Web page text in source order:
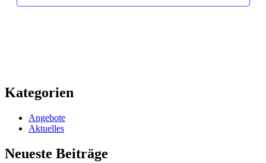
Kategorien
Angebote
Aktuelles
Neueste Beiträge